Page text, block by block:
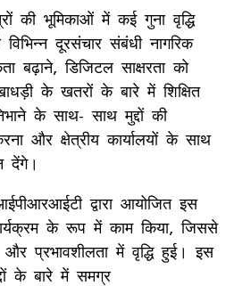
की भूमिकाओं में कई गुना वृद्धि
दूरसंचार संबंधी नागरिक
बढ़ाने, डिजिटल साक्षरता को
के खतरों के बारे में शिक्षित
के साथ- साथ मुद्दों की
और क्षेत्रीय कार्यालयों के साथ
देंगे।
द्वारा आयोजित इस
के रूप में काम किया, जिससे
प्रभावशीलता में वृद्धि हुई। इस
के बारे में समग्र